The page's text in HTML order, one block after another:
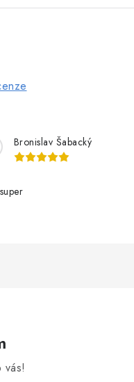
Bronislav Šabacký